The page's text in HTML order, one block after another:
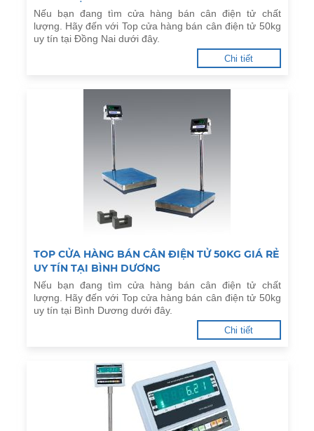
Nếu bạn đang tìm cửa hàng bán cân điện tử chất
lượng. Hãy đến với Top cửa hàng bán cân điện tử 50kg
uy tín tại Đồng Nai dưới đây.
Chi tiết
TOP CỬA HÀNG BÁN CÂN ĐIỆN TỬ 50KG GIÁ RẺ
UY TÍN TẠI BÌNH DƯƠNG
Nếu bạn đang tìm cửa hàng bán cân điện tử chất
lượng. Hãy đến với Top cửa hàng bán cân điện tử 50kg
uy tín tại Bình Dương dưới đây.
Chi tiết